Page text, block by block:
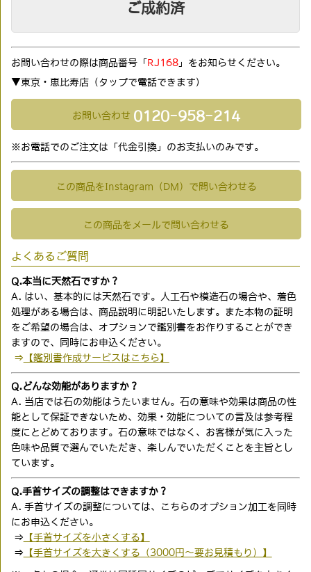
ご成約済
お問い合わせの際は商品番号「 RJ168」をお知らせください。
▼東京・恵比寿店（タップで電話できます)
お問い合わせ 0120-958-214
※お電話でのご注文は「代金引換」のお支払いのみです。
この商品をInstagram（DM）で問い合わせる
この商品をメールで問い合わせる
よくあるご質問
Q.本当に天然石ですか？
A. はい、基本的には天然石です。人工石や模造石の場合や、着色
処理がある場合は、商品説明に明記いたします。また本物の証明
をご希望の場合は、オプションで鑑別書をお作りすることができ
ますので、同時にお申込ください。
⇒ 【鑑別書作成サービスはこちら】
Q.どんな効能がありますか？
A. 当店では石の効能はうたいません。石の意味や効果は商品の性
能として保証できないため、効果・効能についての言及は参考程
度にとどめております。石の意味ではなく、お客様が気に入った
色味や品質で選んでいただき、楽しんでいただくことを主旨とし
ています。
Q.手首サイズの調整はできますか？
A. 手首サイズの調整については、こちらのオプション加工を同時
にお申込ください。
⇒ 【手首サイズを小さくする】
⇒ 【手首サイズを大きくする（3000円〜要お見積もり）】